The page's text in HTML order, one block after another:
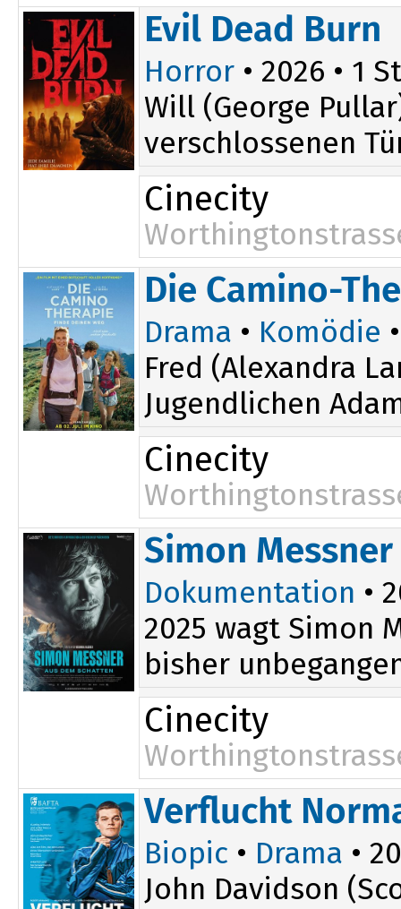
Evil Dead Burn
Horror • 2026 • 1
Will (George
verschlossenen
Cinecity
Die Camino-
Drama • Komödie
Fred (Alexandra
Jugendlichen
Cinecity
Simon
Dokumentation •
2025 wagt Simon
bisher
Cinecity
Verflucht
Biopic • Drama •
John Davidson